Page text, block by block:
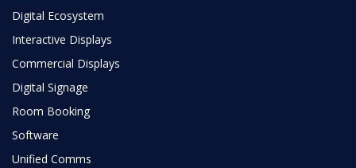
Digital Ecosystem
Interactive Displays
Commercial Displays
Digital Signage
Room Booking
Software
Unified Comms